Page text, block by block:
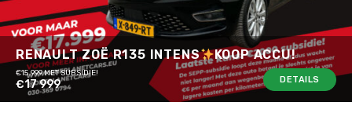
RENAULT ZOË R135 INTENS KOOP ACCU!
€15.999 MET SUBSIDIE!
€17 999 DETAILS